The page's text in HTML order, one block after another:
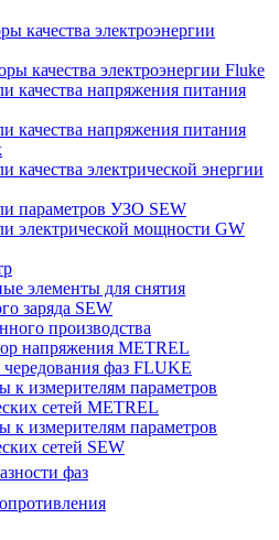
качества электроэнергии
качества электроэнергии Fluke
качества напряжения питания
качества напряжения питания
качества электрической энергии
параметров УЗО SEW
электрической мощности GW
элементы для снятия
заряда SEW
производства
напряжения METREL
чередования фаз FLUKE
к измерителям параметров
сетей METREL
к измерителям параметров
сетей SEW
фаз